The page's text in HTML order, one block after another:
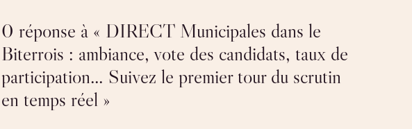
0 réponse à « DIRECT Municipales dans le
Biterrois : ambiance, vote des candidats, taux de
participation… Suivez le premier tour du scrutin
en temps réel »